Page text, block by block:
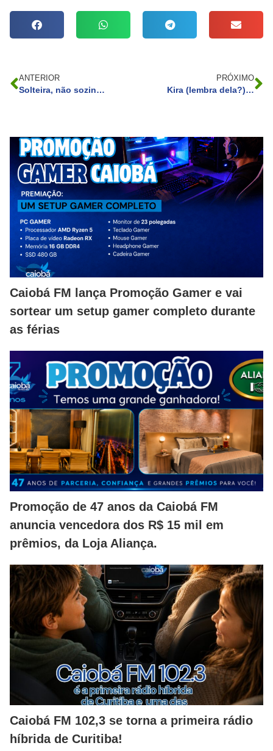
ANTERIOR
Solteira, não sozinha: a jornada de Maraisa
PRÓXIMO
Kira (lembra dela?) está internada com problemas com drogas
Caiobá FM lança Promoção Gamer e vai
sortear um setup gamer completo durante
as férias
Promoção de 47 anos da Caiobá FM
anuncia vencedora dos R$ 15 mil em
prêmios, da Loja Aliança.
Caiobá FM 102,3 se torna a primeira rádio
híbrida de Curitiba!